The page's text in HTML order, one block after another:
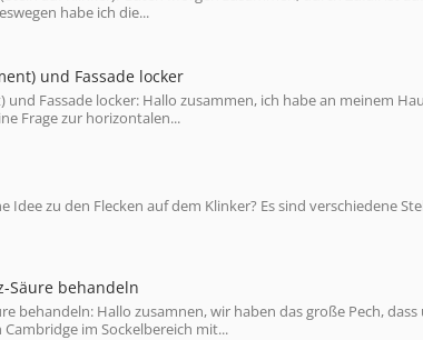
habe ich die...
und Fassade locker
und Fassade locker: Hallo zusammen, ich habe an meinem
Frage zur horizontalen...
Idee zu den Flecken auf dem Klinker? Es sind verschiedene
Säure behandeln
behandeln: Hallo zusamnen, wir haben das große Pech,
im Sockelbereich mit...